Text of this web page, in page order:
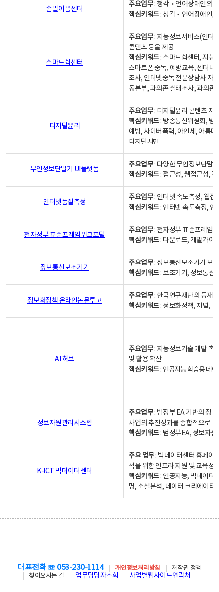
손말이음센터
주요업무: 청각‧언어장애인의
핵심키워드: 청각‧언어장애인,
스마트쉼센터
주요업무: 지능정보서비스(인터
콘텐츠 등을 제공
핵심키워드: 스마트쉼센터, 지능
스마트폰 중독, 예방교육, 센터내
조사, 인터넷중독 전문상담사 자
동본부, 과의존 실태조사, 과의존
디지털윤리
주요업무: 디지털윤리 콘텐츠 지
핵심키워드: 방송통신위원회, 방
예방, 사이버폭력, 아인세, 아름
디지털시민
무인정보단말기 UI플랫폼
주요업무: 다양한 무인정보단말
핵심키워드: 접근성, 웹접근성,
인터넷품질측정
주요업무: 인터넷 속도측정, 웹접
핵심키워드: 인터넷 속도측정, 인
전자정부 표준프레임워크포털
주요업무: 전자정부 표준프레임
핵심키워드: 다운로드, 개발가이
정보통신보조기기
주요업무: 정보통신보조기기 보
핵심키워드: 보조기기, 정보통신
정보화정책 온라인논문투고
주요업무: 한국연구재단의 등재
핵심키워드: 정보화정책, 저널,
AI 허브
주요업무: 지능정보기술 개발 촉
및 활용 확산
핵심키워드: 인공지능 학습용 데
정보자원관리시스템
주요업무: 범정부 EA 기반의 정
사업의 추진성과를 종합적으로
핵심키워드: 범정부EA, 정보자
K-ICT 빅데이터센터
주요 업무: 빅데이터센터 홈페이
석을 위한 인프라 지원 및 교육정
핵심키워드: 인공지능, 빅데이터,
명, 소셜분석, 데이터 크리에이터
대표전화 ☏ 053-230-1114 개인정보처리방침
저작권 정책
찾아오시는 길
업무담당자조회 사업별웹사이트연락처